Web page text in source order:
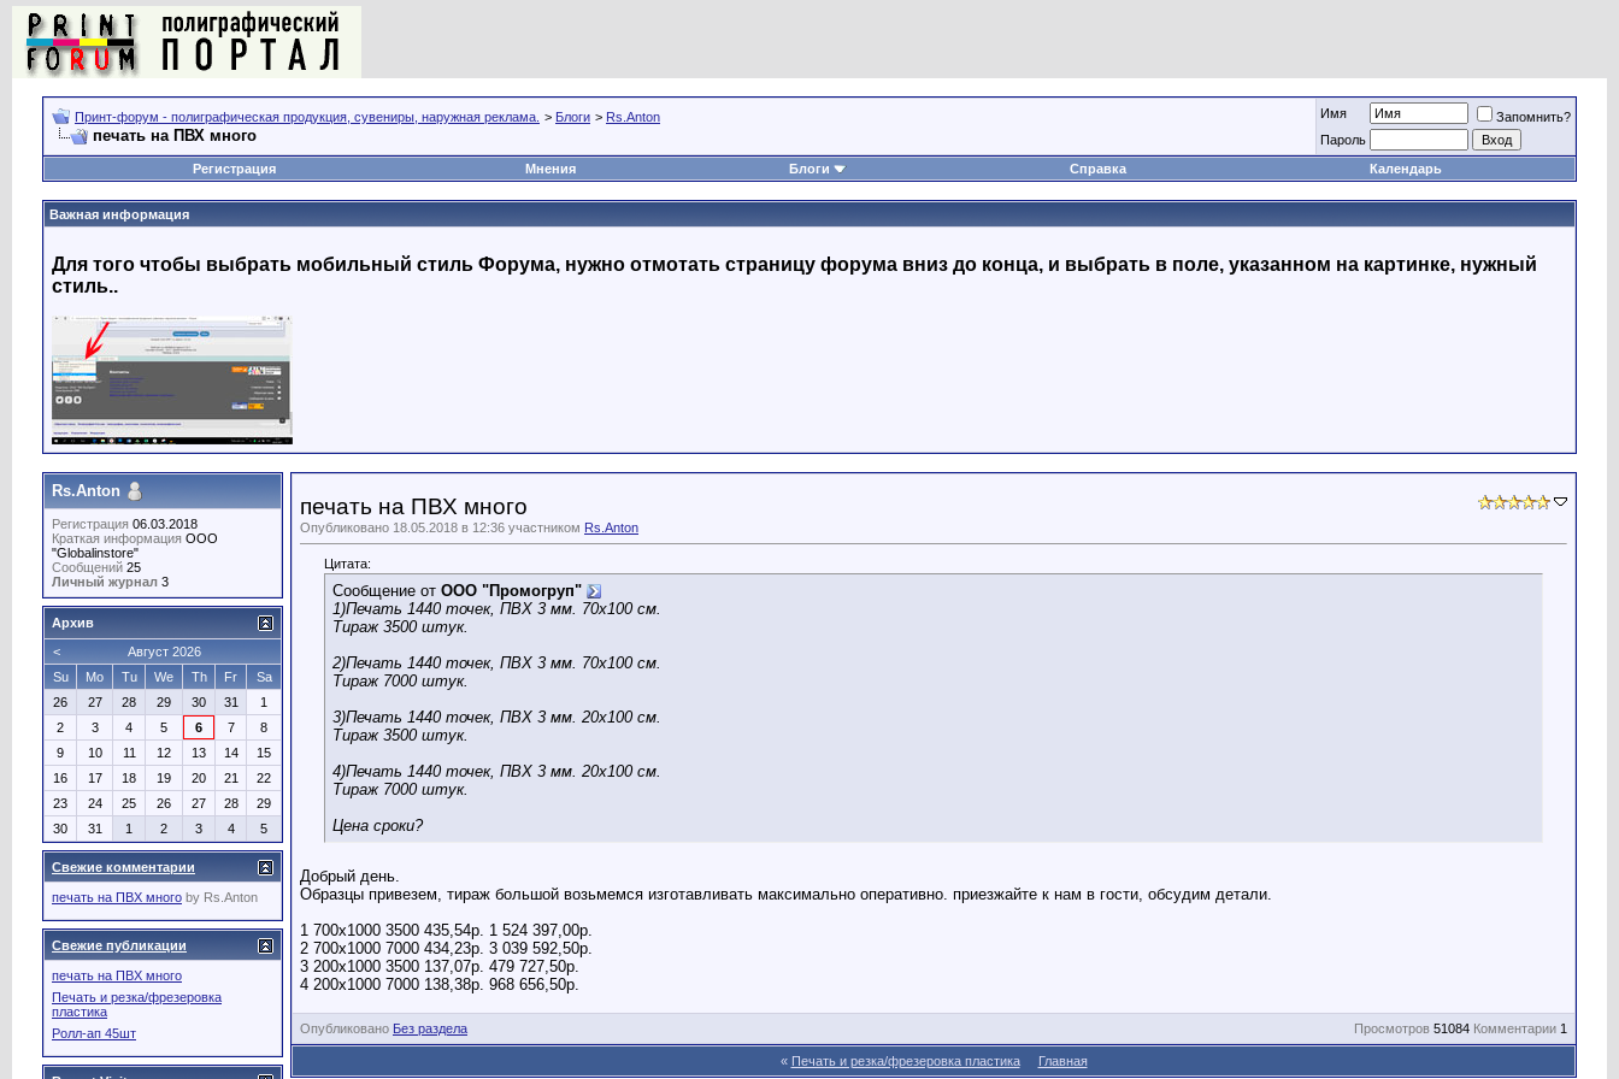
Принт-форум - полиграфическая продукция, сувениры, наружная реклама. > Блоги > Rs.Anton
печать на ПВХ много
Имя
Запомнить?
Пapoль
Регистрация
Мнения Блоги Справка Календарь
Важная информация
Для того чтобы выбрать мобильный стиль Форума, нужно отмотать страницу форума вниз до конца, и выбрать в поле, указанном на картинке, нужный
стиль..
печать на ПВХ много
Опубликовано 18.05.2018 в 12:36 участником Rs.Anton
Цитата:
Сообщение от ООО "Промогруп"
1)Печать 1440 точек, ПВХ 3 мм. 70х100 см.
Тираж 3500 штук.
2)Печать 1440 точек, ПВХ 3 мм. 70х100 см.
Тираж 7000 штук.
3)Печать 1440 точек, ПВХ 3 мм. 20х100 см.
Тираж 3500 штук.
4)Печать 1440 точек, ПВХ 3 мм. 20х100 см.
Тираж 7000 штук.
Цена сроки?
Добрый день.
Образцы привезем, тираж большой возьмемся изготавливать максимально оперативно. приезжайте к нам в гости, обсудим детали.
1 700х1000 3500 435,54р. 1 524 397,00р.
2 700х1000 7000 434,23р. 3 039 592,50р.
3 200х1000 3500 137,07р. 479 727,50р.
4 200х1000 7000 138,38р. 968 656,50р.
Опубликовано Без раздела Просмотров 51084 Комментарии 1
« Печать и резка/фрезеровка пластика Главная
Rs.Anton
Регистрация 06.03.2018
Краткая информация OOO
"Globalinstore"
Сообщений 25
Личный журнал 3
Архив
<
Август 2026
Su
Mo Tu We Th Fr
Sa
26
27 28 29 30 31
1
2
3 4 5 6 7
8
9
10 11 12 13 14
15
16
17 18 19 20 21
22
23
24 25 26 27 28
29
30
31 1 2 3 4 5
Свежие комментарии
печать на ПВХ много by Rs.Anton
Свежие публикации
печать на ПВХ много
Печать и резка/фрезеровка
пластика
Ролл-ап 45шт